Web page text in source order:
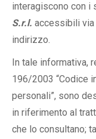
interagiscono con i
S.r.l. accessibili via
indirizzo.
In tale informativa,
196/2003 “Codice
personali”, sono
in riferimento al
che lo consultano;